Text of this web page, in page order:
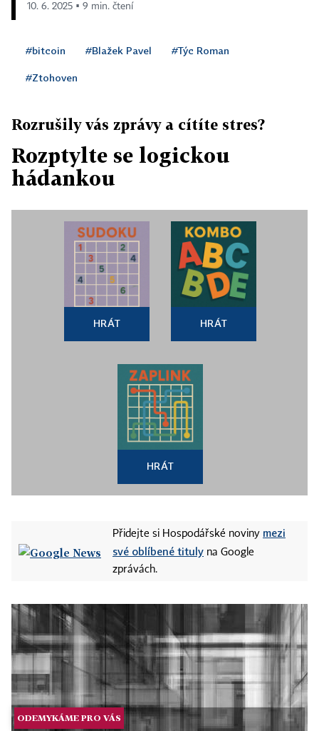
10. 6. 2025 ▪ 9 min. čtení
#bitcoin #Blažek Pavel #Týc Roman
#Ztohoven
Rozrušily vás zprávy a cítíte stres?
Rozptylte se logickou
hádankou
HRÁT HRÁT
HRÁT
Přidejte si Hospodářské noviny mezi
své oblíbené tituly na Google
zprávách.
ODEMYKÁME PRO VÁS